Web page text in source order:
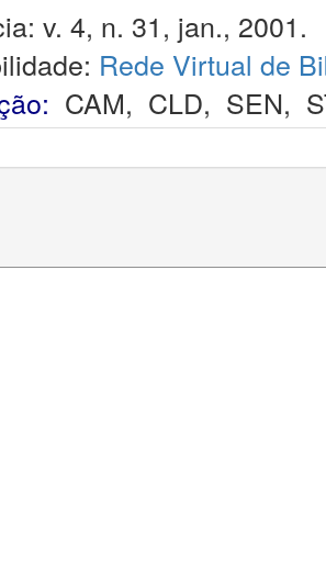
v. 4, n. 31, jan., 2001.
Rede Virtual de
CAM, CLD, SEN,